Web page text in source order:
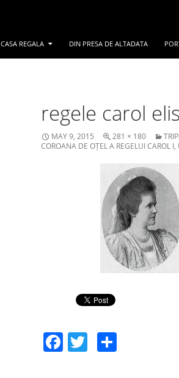
CASA REGALA DIN PRESA DE ALTADATA
regele carol
MAY 9, 2015 281 × 180
COROANA DE OȚEL A REGELUI CAROL
F T